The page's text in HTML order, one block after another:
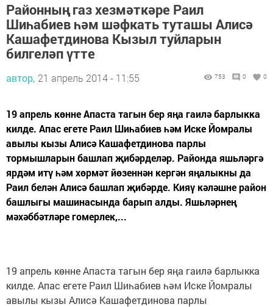
Районның газ хезмәткәре Раил
Шиһабиев һәм шәфкать туташы Алисә
Кашафетдинова Кызыл туйларын
билгеләп үтте
автор, 21 апрель 2014 - 11:55 753 0 0
19 апрель көнне Апаста тагын бер яңа гаилә барлыкка
килде. Апас егете Раил Шиһабиев һәм Иске Йомралы
авылы кызы Алисә Кашафетдинова парлы
тормышларын башлап җибәрделәр. Районда яшьләргә
ярдәм итү һәм хөрмәт йөзеннән кергән яңалыкны да
Раил белән Алисә башлап җибәрде. Кияү кәләшне район
башлыгы машинасында барып алды. Яшьләрнең
мәхәббәтләре гомерлек,...
19 апрель көнне Апаста тагын бер яңа гаилә барлыкка
килде. Апас егете Раил Шиһабиев һәм Иске Йомралы
авылы кызы Алисә Кашафетдинова парлы